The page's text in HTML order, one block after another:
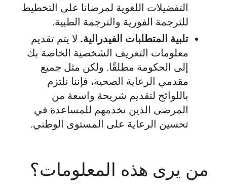
التفضيلات اللغوية لمرضانا على التخطيط
للترجمة الفورية والترجمة الطبية.
تلبية المتطلبات الفيدرالية. لا يتم تقديم
معلومات التعريف الشخصية الخاصة بك
إلى الحكومة مطلقًا. ولكن مثل جميع
مقدمي الرعاية الصحية، فإننا نلتزم
باللوائح لتقديم شريحة واسعة من
المرضى الذين نخدمهم للمساعدة في
تحسين الرعاية على المستوى الوطني.
من يرى هذه المعلومات؟